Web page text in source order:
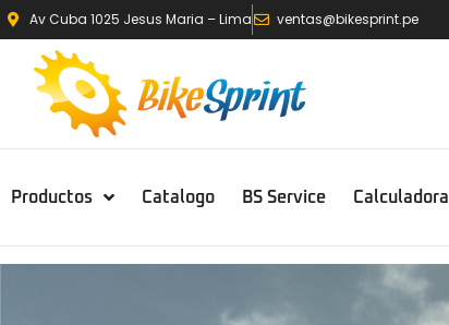
Av Cuba 1025 Jesus Maria – Lima ventas@bikesprint.pe
Productos Catalogo BS Service Calculadora